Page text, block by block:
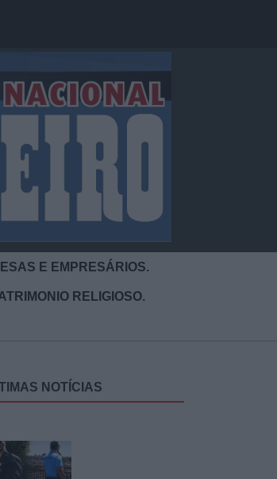
E EMPRESÁRIOS.
RELIGIOSO.
NOTÍCIAS